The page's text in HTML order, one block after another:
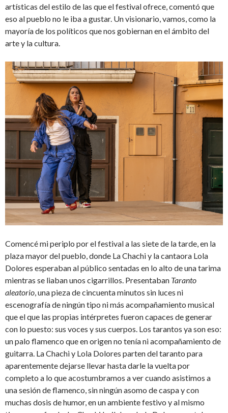
artísticas del estilo de las que el festival ofrece, comentó que
eso al pueblo no le iba a gustar. Un visionario, vamos, como la
mayoría de los políticos que nos gobiernan en el ámbito del
arte y la cultura.
Comencé mi periplo por el festival a las siete de la tarde, en la
plaza mayor del pueblo, donde La Chachi y la cantaora Lola
Dolores esperaban al público sentadas en lo alto de una tarima
mientras se liaban unos cigarrillos. Presentaban Taranto
aleatorio , una pieza de cincuenta minutos sin luces ni
escenografía de ningún tipo ni más acompañamiento musical
que el que las propias intérpretes fueron capaces de generar
con lo puesto: sus voces y sus cuerpos. Los tarantos ya son eso:
un palo flamenco que en origen no tenía ni acompañamiento de
guitarra. La Chachi y Lola Dolores parten del taranto para
aparentemente dejarse llevar hasta darle la vuelta por
completo a lo que acostumbramos a ver cuando asistimos a
una sesión de flamenco, sin ningún asomo de caspa y con
muchas dosis de humor, en un ambiente festivo y al mismo